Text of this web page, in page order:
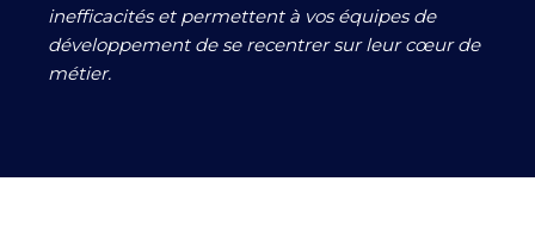
inefficacités et permettent à vos équipes de
développement de se recentrer sur leur cœur de
métier.